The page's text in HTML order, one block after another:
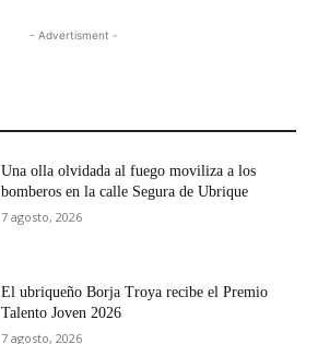
- Advertisment -
Una olla olvidada al fuego moviliza a los
bomberos en la calle Segura de Ubrique
7 agosto, 2026
El ubriqueño Borja Troya recibe el Premio
Talento Joven 2026
7 agosto, 2026